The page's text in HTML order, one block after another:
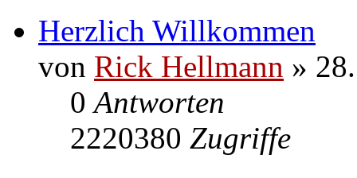
Herzlich Willkommen
von Rick Hellmann »
0Antworten
2220380 Zugriffe